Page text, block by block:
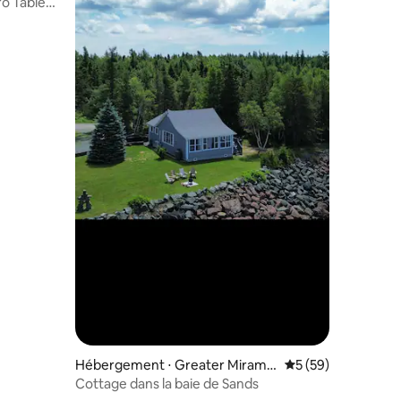
: 4,97 sur 5
Hébergement ⋅ Greater Miramic
hi Rural District
Évaluation
5 (59)
Cottage dans la baie de Sands